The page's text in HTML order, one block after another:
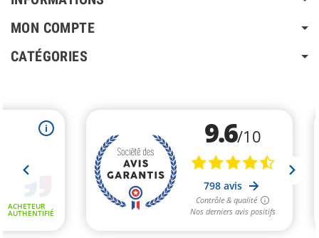
MON COMPTE
CATÉGORIES